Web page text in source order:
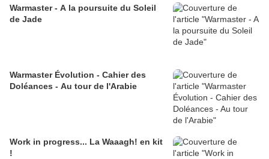
Warmaster - A la poursuite du Soleil
de Jade
Warmaster Évolution - Cahier des
Doléances - Au tour de l'Arabie
Work in progress... La Waaagh! en kit
!